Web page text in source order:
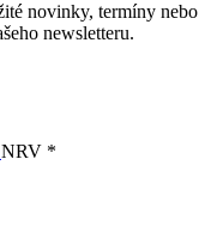
novinky, termíny nebo
newsletteru.
NRV *